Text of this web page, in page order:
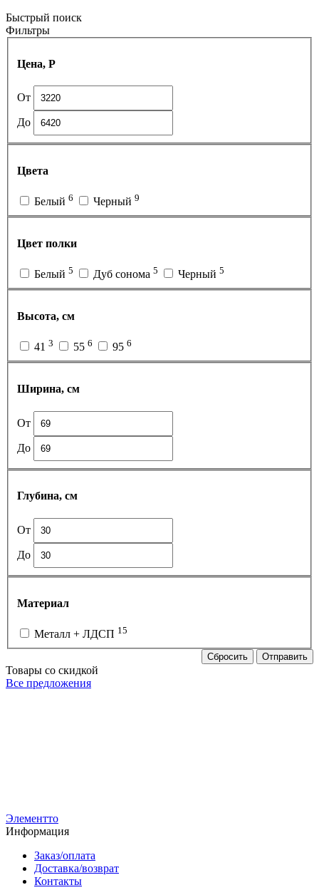
Быстрый поиск
Фильтры
Цена, Р
От
До
Цвета
Белый 6 Черный 9
Цвет полки
Белый 5 Дуб сонома 5 Черный 5
Высота, см
41 3 55 6 95 6
Ширина, см
От
До
Глубина, см
От
До
Материал
Металл + ЛДСП 15
Сбросить Отправить
Товары со скидкой
Все предложения
Элементто
Информация
Заказ/оплата
Доставка/возврат
Контакты